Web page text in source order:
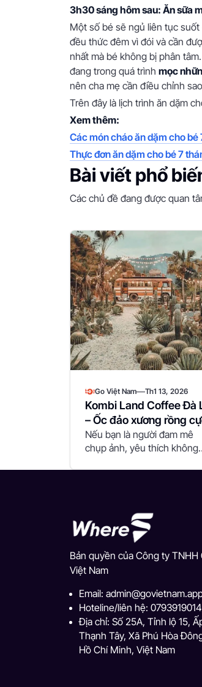
3h30 sáng hôm sau: Ăn sữa
Một số bé sẽ ngủ liên tục
đều thức đêm vì đói và cần
nhất mà bé không bị phân
đang trong quá trình mọc
nên cha mẹ cần điều chỉnh
Trên đây là lịch trình ăn dặm
Xem thêm:
Các món cháo ăn dặm cho bé
Thực đơn ăn dặm cho bé 7
Bài viết phổ
Các chủ đề đang được quan
Go Việt Nam—Th1 13, 2026
Kombi Land Coffee Đà
– Ốc đảo xương rồng
chất
Nếu bạn là người đam mê
chụp ảnh, yêu thích không
Bản quyền của Công ty TNHH
Việt Nam
Email:
Hoteline/liên hệ: 0793919014
Địa chỉ: Số 25A, Tỉnh lộ 15,
Thạnh Tây, Xã Phú Hòa
Hồ Chí Minh, Việt Nam